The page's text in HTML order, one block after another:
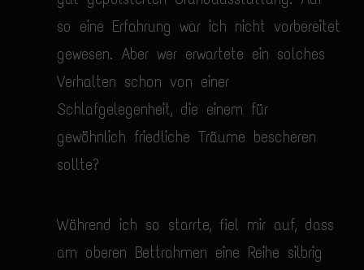
so eine Erfahrung war ich nicht vorbereitet
gewesen. Aber wer erwartete ein solches
Verhalten schon von einer
Schlafgelegenheit, die einem für
gewöhnlich friedliche Träume bescheren
sollte?
Während ich so starrte, fiel mir auf, dass
am oberen Bettrahmen eine Reihe silbrig